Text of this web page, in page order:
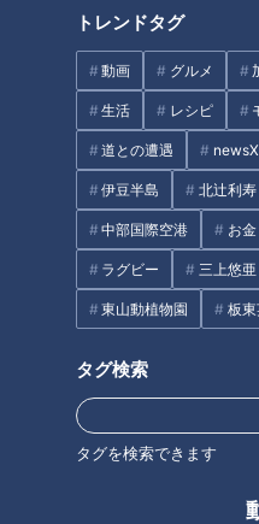
トレンドタグ
動画 グルメ
生活 レシピ
道との遭遇 newsX
伊豆半島 北辻利寿
中部国際空港 お金
ラグビー 三上悠亜
東山動植物園 板
タグ検索
タグを検索できます
「島根にあった部隊が、昭
道路が整備され、軍用道路
しい」と道マニア。
群馬県沼田市周辺にはかつ
薬製造工場など、数多くの
スするための軍用道路もあり
戦時中に軍用道路として整
いる廃道区間が、沼田市の
鼻火薬製造所』が、戦争末